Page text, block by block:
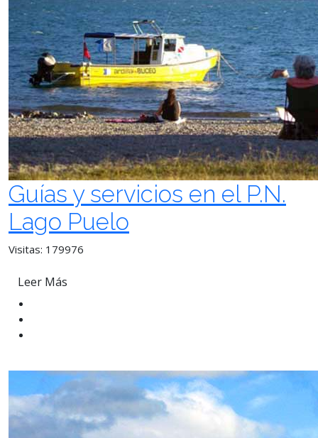
Guías y servicios en el P.N.
Lago Puelo
Visitas: 179976
Leer Más